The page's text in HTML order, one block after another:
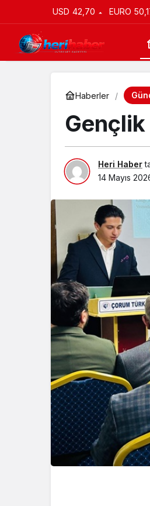
USD 42,70 EURO
Haberler
Gençlik
Heri Haber
14 Mayıs